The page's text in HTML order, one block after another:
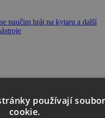
M365 pro
používají
cookie.